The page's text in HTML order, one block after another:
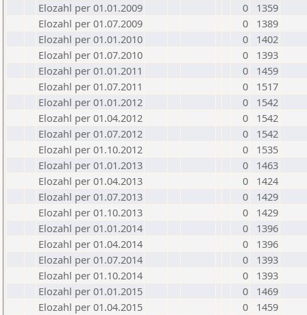
Elozahl per 01.01.2009
0
1359
Elozahl per 01.07.2009
0
1389
Elozahl per 01.01.2010
0
1402
Elozahl per 01.07.2010
0
1393
Elozahl per 01.01.2011
0
1459
Elozahl per 01.07.2011
0
1517
Elozahl per 01.01.2012
0
1542
Elozahl per 01.04.2012
0
1542
Elozahl per 01.07.2012
0
1542
Elozahl per 01.10.2012
0
1535
Elozahl per 01.01.2013
0
1463
Elozahl per 01.04.2013
0
1424
Elozahl per 01.07.2013
0
1429
Elozahl per 01.10.2013
0
1429
Elozahl per 01.01.2014
0
1396
Elozahl per 01.04.2014
0
1396
Elozahl per 01.07.2014
0
1393
Elozahl per 01.10.2014
0
1393
Elozahl per 01.01.2015
0
1469
Elozahl per 01.04.2015
0
1459